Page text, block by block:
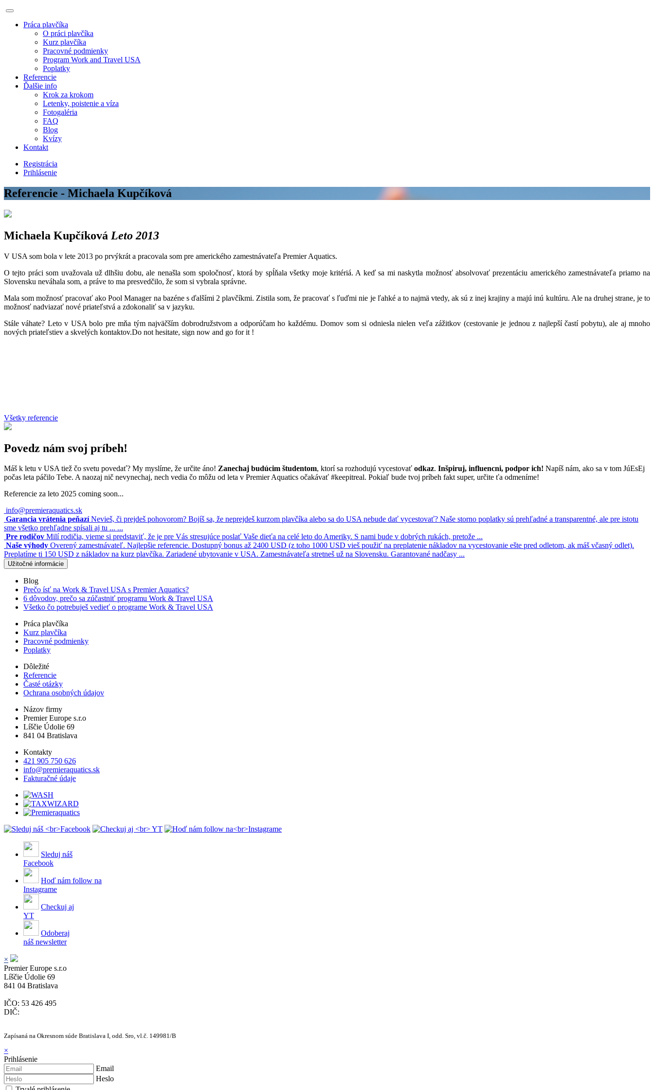
Práca plavčíka
O práci plavčíka
Kurz plavčíka
Pracovné podmienky
Program Work and Travel USA
Poplatky
Referencie
Ďalšie info
Krok za krokom
Letenky, poistenie a víza
Fotogaléria
FAQ
Blog
Kvízy
Kontakt
Registrácia
Prihlásenie
Referencie - Michaela Kupčíková
Michaela Kupčíková Leto 2013
V USA som bola v lete 2013 po prvýkrát a pracovala som pre amerického zamestnávateľa Premier Aquatics.
O tejto práci som uvažovala už dlhšiu dobu, ale nenašla som spoločnosť, ktorá by spĺňala všetky moje kritériá. A keď sa mi naskytla možnosť absolvovať prezentáciu amerického zamestnávateľa priamo na
Slovensku neváhala som, a práve to ma presvedčilo, že som si vybrala správne.
Mala som možnosť pracovať ako Pool Manager na bazéne s ďalšími 2 plavčíkmi. Zistila som, že pracovať s ľuďmi nie je ľahké a to najmä vtedy, ak sú z inej krajiny a majú inú kultúru. Ale na druhej strane, je to
možnosť nadviazať nové priateľstvá a zdokonaliť sa v jazyku.
Stále váhate? Leto v USA bolo pre mňa tým najväčším dobrodružstvom a odporúčam ho každému. Domov som si odniesla nielen veľa zážitkov (cestovanie je jednou z najlepší častí pobytu), ale aj mnoho
nových priateľstiev a skvelých kontaktov.Do not hesitate, sign now and go for it !
Všetky referencie
Povedz nám svoj príbeh!
Máš k letu v USA tiež čo svetu povedať? My myslíme, že určite áno! Zanechaj budúcim študentom, ktorí sa rozhodujú vycestovať odkaz. Inšpiruj, influencni, podpor ich! Napíš nám, ako sa v tom JúEsEj
počas leta páčilo Tebe. A naozaj nič nevynechaj, nech vedia čo môžu od leta v Premier Aquatics očakávať #keepitreal. Pokiaľ bude tvoj príbeh fakt super, určite ťa odmeníme!
Referencie za leto 2025 coming soon...
info@premieraquatics.sk
Garancia vrátenia peňazíNevieš, či prejdeš pohovorom? Bojíš sa, že neprejdeš kurzom plavčíka alebo sa do USA nebude dať vycestovať? Naše storno poplatky sú prehľadné a transparentné, ale pre istotu
sme všetko prehľadne spísali aj tu ... ...
Pre rodičov Milí rodičia, vieme si predstaviť, že je pre Vás stresujúce poslať Vaše dieťa na celé leto do Ameriky. S nami bude v dobrých rukách, pretože ...
Naše výhody Overený zamestnávateľ. Najlepšie referencie. Dostupný bonus až 2400 USD (z toho 1000 USD vieš použiť na preplatenie nákladov na vycestovanie ešte pred odletom, ak máš včasný odlet).
Preplatíme ti 150 USD z nákladov na kurz plavčíka. Zariadené ubytovanie v USA. Zamestnávateľa stretneš už na Slovensku. Garantované nadčasy ...
Užitočné informácie
Blog
Prečo ísť na Work & Travel USA s Premier Aquatics?
6 dôvodov, prečo sa zúčastniť programu Work & Travel USA
Všetko čo potrebuješ vedieť o programe Work & Travel USA
Práca plavčíka
Kurz plavčíka
Pracovné podmienky
Poplatky
Dôležité
Referencie
Časté otázky
Ochrana osobných údajov
Názov firmy
Premier Europe s.r.o
Líščie Údolie 69
841 04 Bratislava
Kontakty
421 905 750 626
info@premieraquatics.sk
Fakturačné údaje
Sleduj náš
Facebook
Hoď nám follow na
Instagrame
Checkuj aj
YT
Odoberaj
náš newsletter
×
Premier Europe s.r.o
Líščie Údolie 69
841 04 Bratislava
IČO: 53 426 495
DIČ:
Zapísaná na Okresnom súde Bratislava I, odd. Sro, vl.č. 149981/B
×
Prihlásenie
Email
Heslo